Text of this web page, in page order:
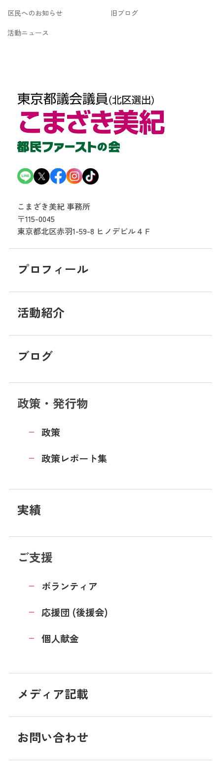
区民へのお知らせ
旧ブログ
活動ニュース
こまざき美紀 事務所
〒115-0045
東京都北区赤羽1-59-8 ヒノデビル４Ｆ
プロフィール
活動紹介
ブログ
政策・発行物
政策
政策レポート集
実績
ご支援
ボランティア
応援団 (後援会)
個人献金
メディア記載
お問い合わせ